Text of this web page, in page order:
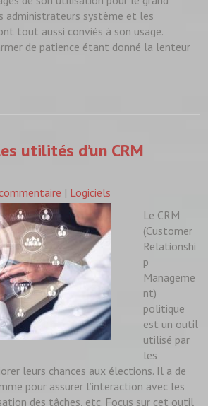
administrateurs système et les
tout aussi conviés à son usage.
de patience étant donné la lenteur
utilités d’un CRM
| Logiciels
Le CRM
(Customer
Relationshi
p
Manageme
nt)
politique
est un outil
utilisé par
les
leurs chances aux élections. Il a de
pour assurer l’interaction avec les
des tâches, etc. Focus sur cet outil